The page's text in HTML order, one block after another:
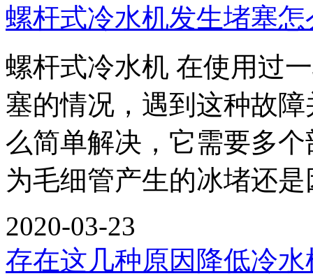
螺杆式冷水机发生堵塞怎
螺杆式冷水机 在使用过
塞的情况，遇到这种故
么简单解决，它需要多
为毛细管产生的冰堵还
2020-03-23
存在这几种原因降低冷